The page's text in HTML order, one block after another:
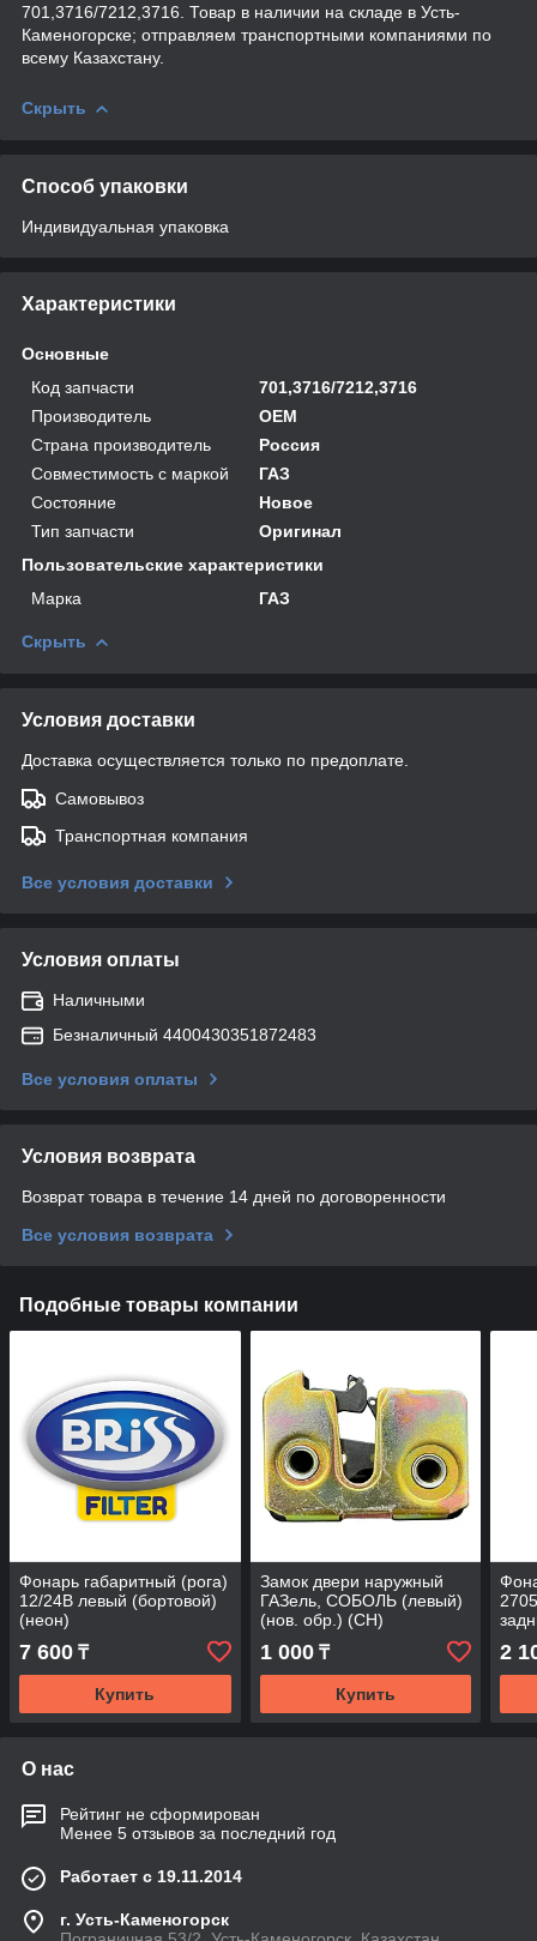
701,3716/7212,3716. Товар в наличии на складе в Усть-
Каменогорске; отправляем транспортными компаниями по
всему Казахстану.
Скрыть
Способ упаковки
Индивидуальная упаковка
Характеристики
Основные
Код запчасти
701,3716/7212,3716
Производитель
OEM
Страна производитель
Россия
Совместимость с маркой
ГАЗ
Состояние
Новое
Тип запчасти
Оригинал
Пользовательские характеристики
Марка
ГАЗ
Скрыть
Условия доставки
Доставка осуществляется только по предоплате.
Самовывоз
Транспортная компания
Все условия доставки
Условия оплаты
Наличными
Безналичный 4400430351872483
Все условия оплаты
Условия возврата
Возврат товара в течение 14 дней по договоренности
Все условия возврата
Подобные товары компании
Фонарь габаритный (рога)
12/24В левый (бортовой)
(неон)
7 600 ₸
Купить
Замок двери наружный
ГАЗель, СОБОЛЬ (левый)
(нов. обр.) (CH)
1 000₸
Купить
2
О нас
Рейтинг не сформирован
Менее 5 отзывов за последний год
Работает с 19.11.2014
г. Усть-Каменогорск